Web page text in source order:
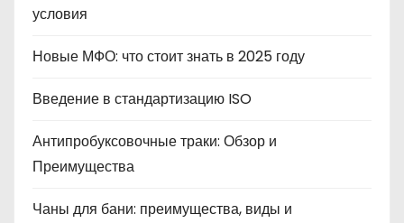
условия
Новые МФО: что стоит знать в 2025 году
Введение в стандартизацию ISO
Антипробуксовочные траки: Обзор и
Преимущества
Чаны для бани: преимущества, виды и